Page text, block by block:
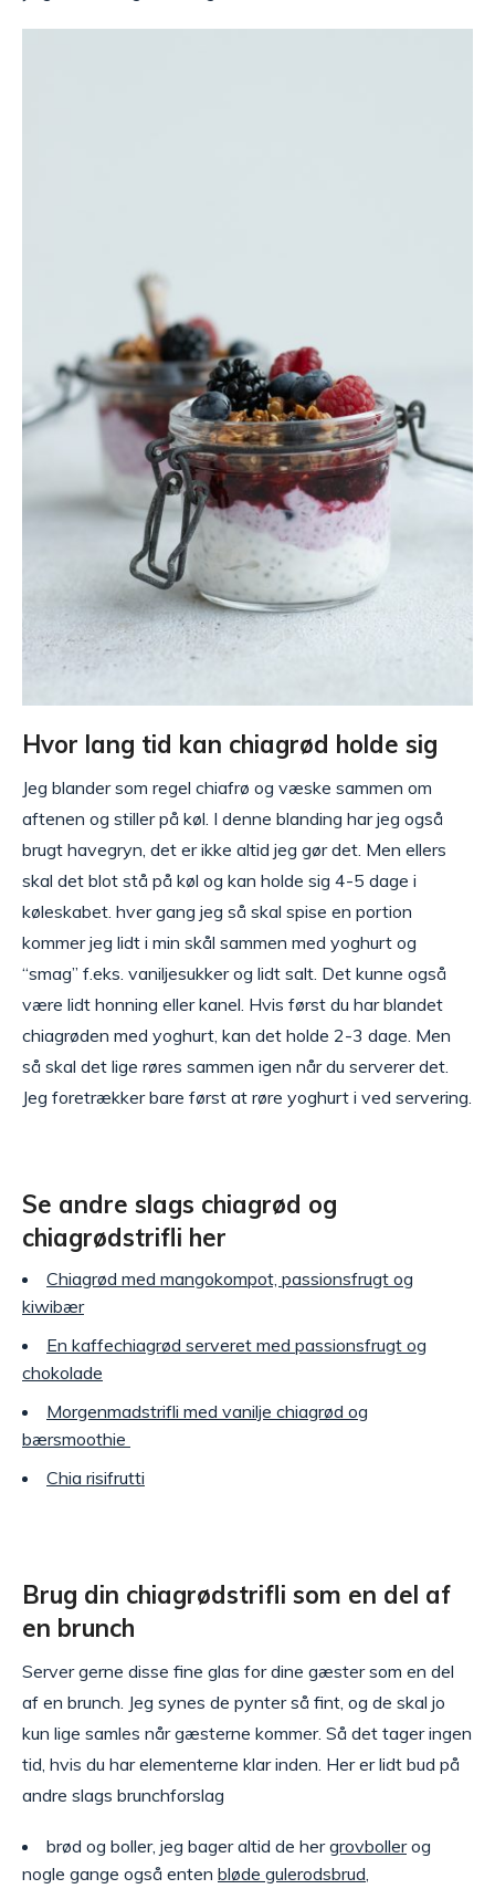
Hvor lang tid kan chiagrød holde sig
Jeg blander som regel chiafrø og væske sammen om
aftenen og stiller på køl. I denne blanding har jeg også
brugt havegryn, det er ikke altid jeg gør det. Men ellers
skal det blot stå på køl og kan holde sig 4-5 dage i
køleskabet. hver gang jeg så skal spise en portion
kommer jeg lidt i min skål sammen med yoghurt og
“smag” f.eks. vaniljesukker og lidt salt. Det kunne også
være lidt honning eller kanel. Hvis først du har blandet
chiagrøden med yoghurt, kan det holde 2-3 dage. Men
så skal det lige røres sammen igen når du serverer det.
Jeg foretrækker bare først at røre yoghurt i ved servering.
Se andre slags chiagrød og
chiagrødstrifli her
Chiagrød med mangokompot, passionsfrugt og
kiwibær
En kaffechiagrød serveret med passionsfrugt og
chokolade
Morgenmadstrifli med vanilje chiagrød og
bærsmoothie
Chia risifrutti
Brug din chiagrødstrifli som en del af
en brunch
Server gerne disse fine glas for dine gæster som en del
af en brunch. Jeg synes de pynter så fint, og de skal jo
kun lige samles når gæsterne kommer. Så det tager ingen
tid, hvis du har elementerne klar inden. Her er lidt bud på
andre slags brunchforslag
brød og boller, jeg bager altid de hergrovbollerog
nogle gange også enten bløde gulerodsbrud,